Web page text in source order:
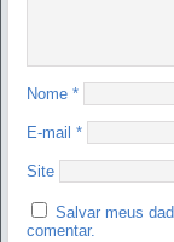
Nome *
E-mail *
Site
Salvar meus
comentar.